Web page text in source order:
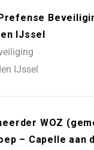
IJssel
IJssel
WOZ
– Capelle aan